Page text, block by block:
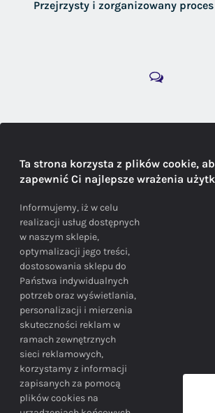
Przejrzysty i zorganizowany
Doradzamy na każdym etapie
BEZPIECZEŃSTWO
Bezpieczne zakupy
Ta strona korzysta z plików cookie,
zapewnić Ci najlepsze wrażenia
Informujemy, iż w celu
realizacji usług dostępnych
w naszym sklepie,
optymalizacji jego treści,
dostosowania sklepu do
Państwa indywidualnych
potrzeb oraz wyświetlania,
personalizacji i mierzenia
skuteczności reklam w
ramach zewnętrznych
sieci reklamowych,
korzystamy z informacji
zapisanych za pomocą
plików cookies na